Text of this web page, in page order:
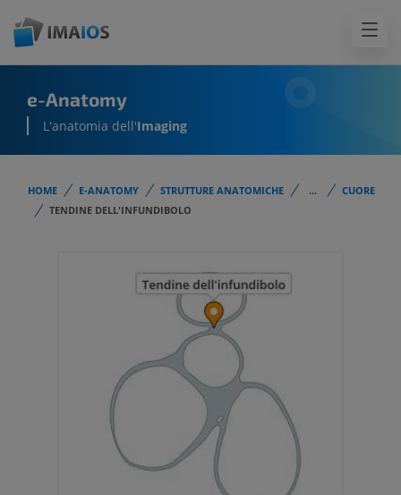
e-Anatomy
L'anatomia dell'Imaging
HOME E-ANATOMY STRUTTURE ANATOMICHE ...
CUORE
TENDINE DELL'INFUNDIBOLO